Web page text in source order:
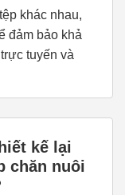
khác nhau,
đảm bảo khả
tuyến và
kế lại
chăn nuôi